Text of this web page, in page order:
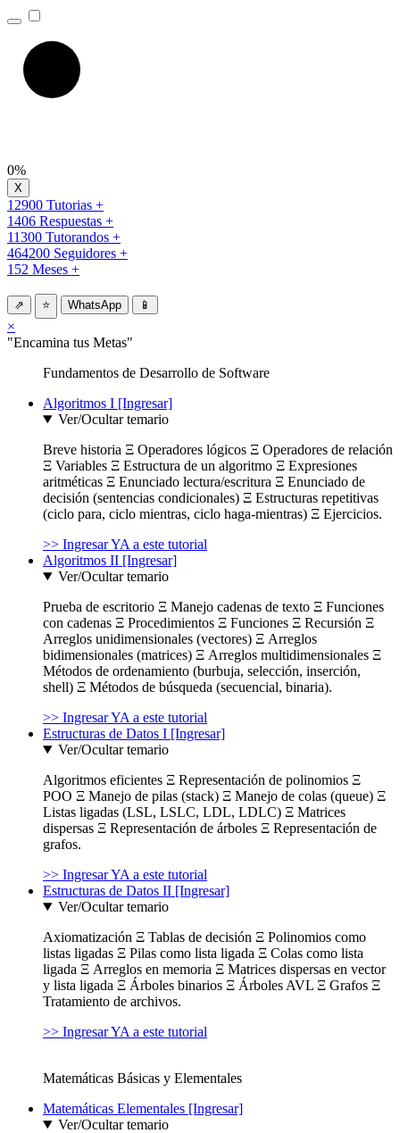
0%
12900 Tutorias +
1406 Respuestas +
11300 Tutorandos +
464200 Seguidores +
152 Meses +
⇗ ⭐ WhatsApp 📱
×
"Encamina tus Metas"
Fundamentos de Desarrollo de Software
Algoritmos I [Ingresar]
Ver/Ocultar temario
Breve historia Ξ Operadores lógicos Ξ Operadores de relación
Ξ Variables Ξ Estructura de un algoritmo Ξ Expresiones
aritméticas Ξ Enunciado lectura/escritura Ξ Enunciado de
decisión (sentencias condicionales) Ξ Estructuras repetitivas
(ciclo para, ciclo mientras, ciclo haga-mientras) Ξ Ejercicios.
>> Ingresar YA a este tutorial
Algoritmos II [Ingresar]
Ver/Ocultar temario
Prueba de escritorio Ξ Manejo cadenas de texto Ξ Funciones
con cadenas Ξ Procedimientos Ξ Funciones Ξ Recursión Ξ
Arreglos unidimensionales (vectores) Ξ Arreglos
bidimensionales (matrices) Ξ Arreglos multidimensionales Ξ
Métodos de ordenamiento (burbuja, selección, inserción,
shell) Ξ Métodos de búsqueda (secuencial, binaria).
>> Ingresar YA a este tutorial
Estructuras de Datos I [Ingresar]
Ver/Ocultar temario
Algoritmos eficientes Ξ Representación de polinomios Ξ
POO Ξ Manejo de pilas (stack) Ξ Manejo de colas (queue) Ξ
Listas ligadas (LSL, LSLC, LDL, LDLC) Ξ Matrices
dispersas Ξ Representación de árboles Ξ Representación de
grafos.
>> Ingresar YA a este tutorial
Estructuras de Datos II [Ingresar]
Ver/Ocultar temario
Axiomatización Ξ Tablas de decisión Ξ Polinomios como
listas ligadas Ξ Pilas como lista ligada Ξ Colas como lista
ligada Ξ Arreglos en memoria Ξ Matrices dispersas en vector
y lista ligada Ξ Árboles binarios Ξ Árboles AVL Ξ Grafos Ξ
Tratamiento de archivos.
>> Ingresar YA a este tutorial
Matemáticas Básicas y Elementales
Matemáticas Elementales [Ingresar]
Ver/Ocultar temario